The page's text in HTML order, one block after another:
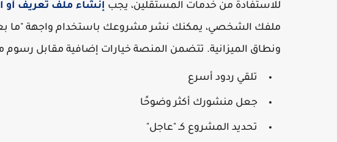
للاستفادة من خدمات المستقلين، يجب إنشاء ملف تعريف أو
ملفك الشخصي، يمكنك نشر مشروعك باستخدام واجهة "ما
ونطاق الميزانية. تتضمن المنصة خيارات إضافية مقابل رسوم
تلقي ردود أسرع
جعل منشورك أكثر وضوحًا
تحديد المشروع كـ "عاجل"